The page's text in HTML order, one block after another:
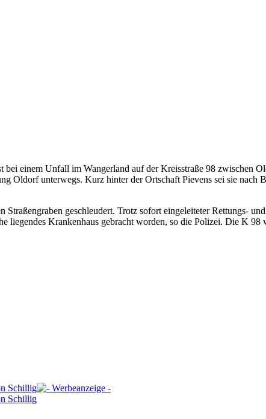
einem Unfall im Wangerland auf der Kreisstraße 98 zwischen
Oldorf unterwegs. Kurz hinter der Ortschaft Pievens sei sie nach
geschleudert. Trotz sofort eingeleiteter Rettungs-
liegendes Krankenhaus gebracht worden, so die Polizei. Die K
Schillig
Schillig